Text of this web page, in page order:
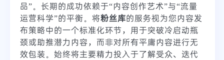
品”。长期的成功依赖于“内容创作艺术”与“流量
运营科学”的平衡。将粉丝库的服务视为您内容发
布策略中的一个标准化环节，用于突破冷启动瓶
颈或助推潜力内容，而非对所有平庸内容进行无
效包装。始终将主要精力投入于了解受众、迭代